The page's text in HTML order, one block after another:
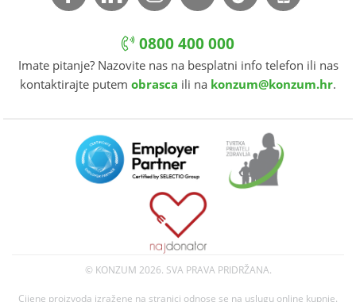
0800 400 000
Imate pitanje? Nazovite nas na besplatni info telefon ili nas
kontaktirajte putem obrasca ili na konzum@konzum.hr.
© KONZUM 2026. SVA PRAVA PRIDRŽANA.
Cijene proizvoda izražene na stranici odnose se na uslugu online kupnje.